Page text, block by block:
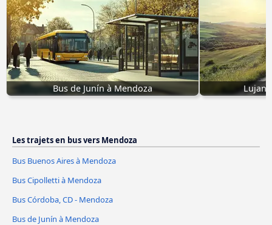
Bus de Junín à Mendoza Lujan,
Les trajets en bus vers Mendoza
Bus Buenos Aires à Mendoza
Bus Cipolletti à Mendoza
Bus Córdoba, CD - Mendoza
Bus de Junín à Mendoza